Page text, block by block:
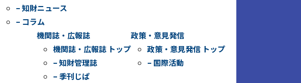
– 知財ニュース
– コラム
機関誌・広報誌
機関誌・広報誌 トップ
– 知財管理誌
– 季刊じぱ
政策・意見発信
政策・意見発信 トップ
– 国際活動